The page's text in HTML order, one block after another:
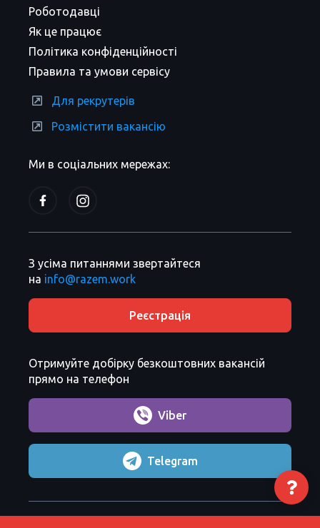
Ми в соціальних мережах:
Роботодавці
Як це працює
Політика конфіденційності
Правила та умови сервісу
Для рекрутерів
Розмістити вакансію
З усіма питаннями звертайтеся
на info@razem.work
Реєстрація
Отримуйте добірку безкоштовних вакансій
прямо на телефон
Viber
Telegram